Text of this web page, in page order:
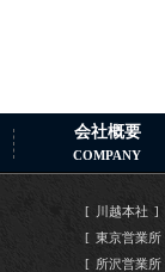
会社概要
COMPANY
川越本社
東京営業所
所沢営業所